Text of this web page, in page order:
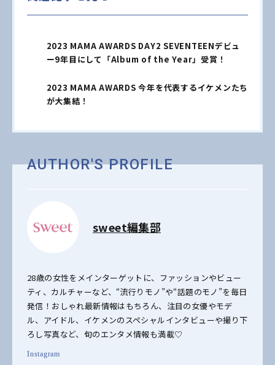
2023 MAMA AWARDS DAY2 SEVENTEENデビュ
ー9年目にして「Album of the Year」受賞！
2023 MAMA AWARDS 今年を代表するイケメンたち
が大集結！
AUTHOR'S PROFILE
sweet編集部
28歳の女性をメインターゲットに、ファッションやビュー
ティ、カルチャーなど、“流行りモノ”や“話題のモノ”を毎日
発信！おしゃれ最新情報はもちろん、注目の女優やモデ
ル、アイドル、イケメンのスペシャルインタビューや撮り下
ろし写真など、旬のエンタメ情報も満載♡
Instagram